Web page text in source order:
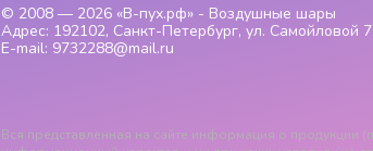
© 2008 — 2026 «В-пух.рф» - Воздушные шары
Адрес: 192102, Санкт-Петербург, ул. Самойловой 7
E-mail: 9732288@mail.ru
Вся представленная на сайте информация о продукции